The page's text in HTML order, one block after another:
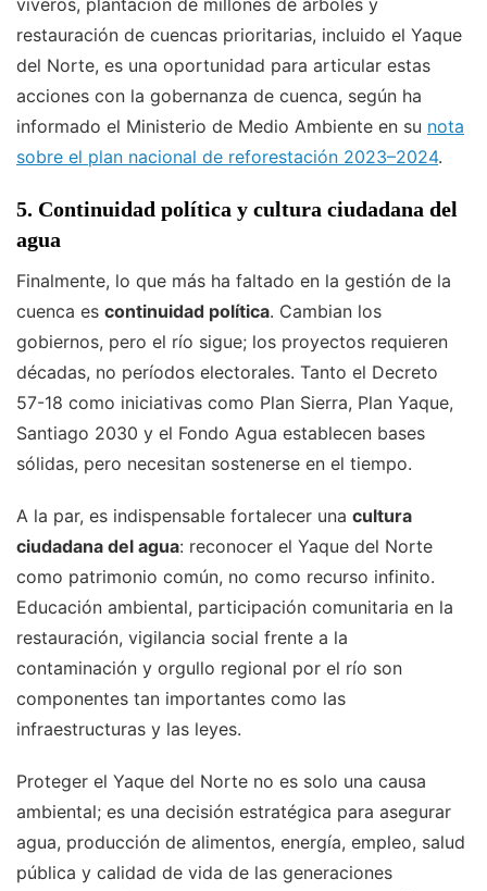
viveros, plantación de millones de árboles y
restauración de cuencas prioritarias, incluido el Yaque
del Norte, es una oportunidad para articular estas
acciones con la gobernanza de cuenca, según ha
informado el Ministerio de Medio Ambiente en su nota
sobre el plan nacional de reforestación 2023–2024.
5. Continuidad política y cultura ciudadana del
agua
Finalmente, lo que más ha faltado en la gestión de la
cuenca es continuidad política. Cambian los
gobiernos, pero el río sigue; los proyectos requieren
décadas, no períodos electorales. Tanto el Decreto
57-18 como iniciativas como Plan Sierra, Plan Yaque,
Santiago 2030 y el Fondo Agua establecen bases
sólidas, pero necesitan sostenerse en el tiempo.
A la par, es indispensable fortalecer una cultura
ciudadana del agua: reconocer el Yaque del Norte
como patrimonio común, no como recurso infinito.
Educación ambiental, participación comunitaria en la
restauración, vigilancia social frente a la
contaminación y orgullo regional por el río son
componentes tan importantes como las
infraestructuras y las leyes.
Proteger el Yaque del Norte no es solo una causa
ambiental; es una decisión estratégica para asegurar
agua, producción de alimentos, energía, empleo, salud
pública y calidad de vida de las generaciones